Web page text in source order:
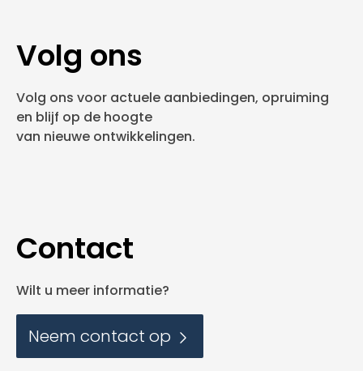
Volg ons
Volg ons voor actuele aanbiedingen, opruiming
en blijf op de hoogte
van nieuwe ontwikkelingen.
Contact
Wilt u meer informatie?
Neem contact op